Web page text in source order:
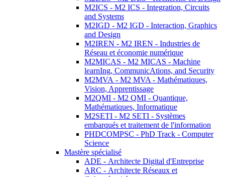
M2ICS - M2 ICS - Integration, Circuits
and Systems
M2IGD - M2 IGD - Interaction, Graphics
and Design
M2IREN - M2 IREN - Industries de
Réseau et économie numérique
M2MICAS - M2 MICAS - Machine
learnIng, CommunicAtions, and Security
M2MVA - M2 MVA - Mathématiques,
Vision, Apprentissage
M2QMI - M2 QMI - Quantique,
Mathématiques, Informatique
M2SETI - M2 SETI - Systèmes
embarqués et traitement de l'information
PHDCOMPSC - PhD Track - Computer
Science
Mastère spécialisé
ADE - Architecte Digital d'Entreprise
ARC - Architecte Réseaux et